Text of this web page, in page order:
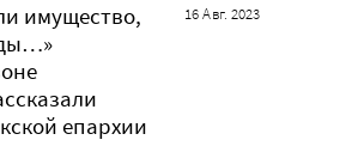
имущество,
епархии
16 Авг. 2023